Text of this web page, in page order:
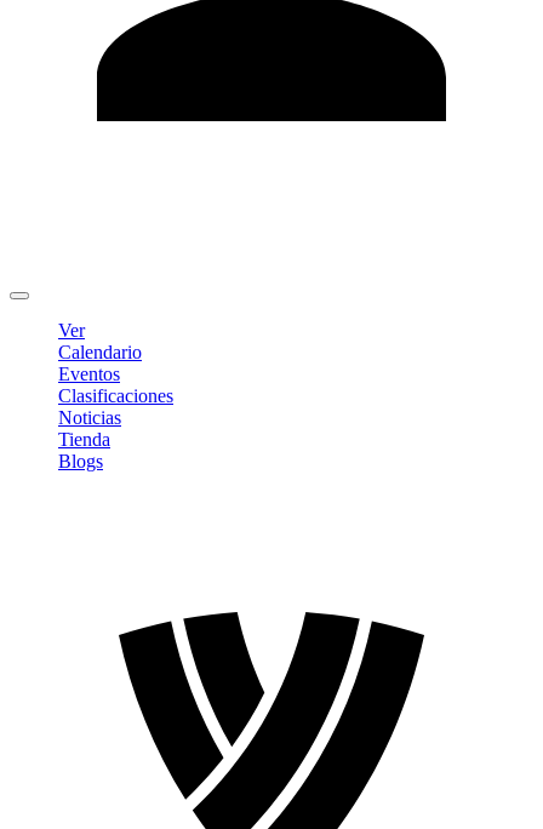
Ver
Calendario
Eventos
Clasificaciones
Noticias
Tienda
Blogs